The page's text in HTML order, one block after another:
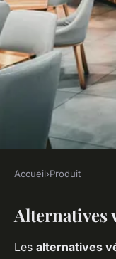
Le poulet
Accueil›Produit
Alternatives
Les alternatives